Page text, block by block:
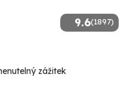
9.6(1897)
zážitek